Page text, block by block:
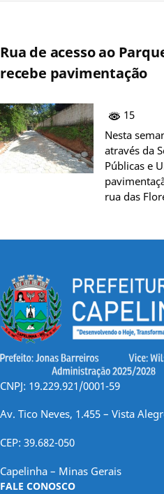
Rua de acesso ao
recebe pavimentação
15
Nesta
através da
Públicas e
rua das
CNPJ: 19.229.921/0001-59
Av. Tico Neves, 1.455 – Vista
CEP: 39.682-050
Capelinha – Minas Gerais
FALE CONOSCO